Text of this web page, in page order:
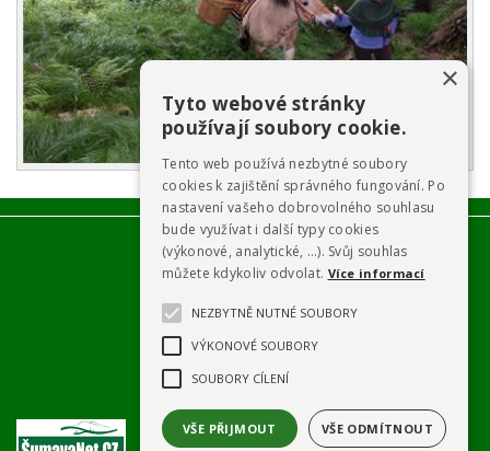
×
Tyto webové stránky
používají soubory cookie.
Tento web používá nezbytné soubory
cookies k zajištění správného fungování. Po
nastavení vašeho dobrovolného souhlasu
bude využívat i další typy cookies
(výkonové, analytické, …). Svůj souhlas
můžete kdykoliv odvolat. Více informací
NEZBYTNĚ NUTNÉ SOUBORY
VÝKONOVÉ SOUBORY
SOUBORY CÍLENÍ
VŠE PŘIJMOUT VŠE ODMÍTNOUT